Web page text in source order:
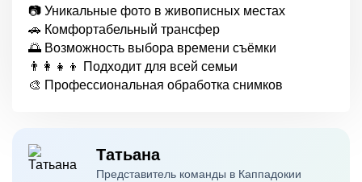
📷 Уникальные фото в живописных местах
🚗 Комфортабельный трансфер
🌅 Возможность выбора времени съёмки
👨‍👩‍👧‍👦 Подходит для всей семьи
🎨 Профессиональная обработка снимков
Татьана
Представитель команды в Каппадокии